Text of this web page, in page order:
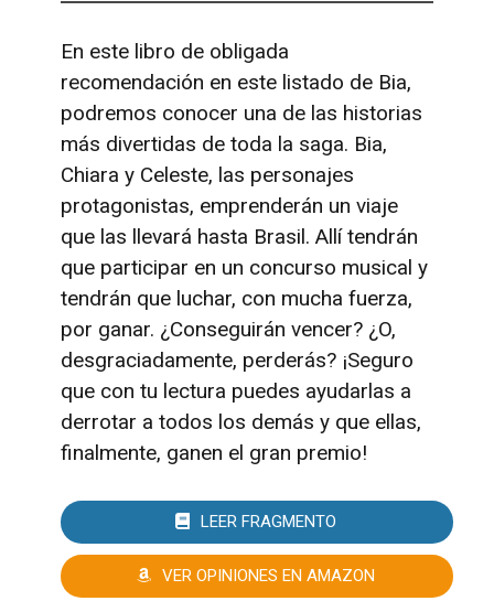
En este libro de obligada
recomendación en este listado de Bia,
podremos conocer una de las historias
más divertidas de toda la saga. Bia,
Chiara y Celeste, las personajes
protagonistas, emprenderán un viaje
que las llevará hasta Brasil. Allí tendrán
que participar en un concurso musical y
tendrán que luchar, con mucha fuerza,
por ganar. ¿Conseguirán vencer? ¿O,
desgraciadamente, perderás? ¡Seguro
que con tu lectura puedes ayudarlas a
derrotar a todos los demás y que ellas,
finalmente, ganen el gran premio!
LEER FRAGMENTO
VER OPINIONES EN AMAZON